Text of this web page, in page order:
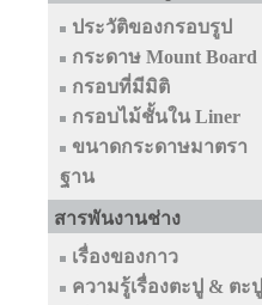
ประวัติของกรอบรูป
กระดาษ Mount Board
กรอบที่มีมิติ
กรอบไม้ชั้นใน Liner
ขนาดกระดาษมาตรา
ฐาน
สารพันงานช่าง
เรื่องของกาว
ความรู้เรื่องตะปู & ตะปู